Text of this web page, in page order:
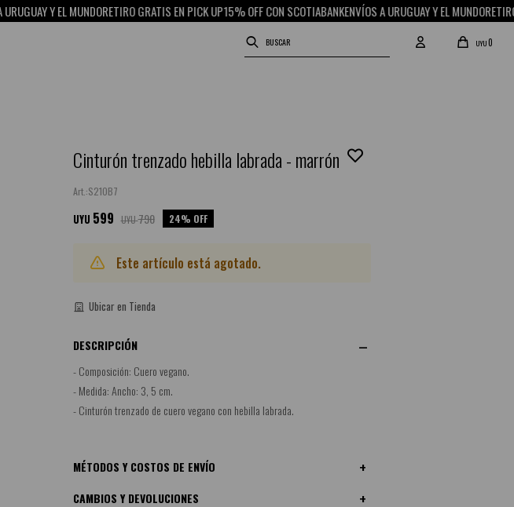
Y EL MUNDORETIRO GRATIS EN PICK UP15% OFF CON SCOTIABANKENVÍOS A URUGUAY Y EL MUNDORETIRO
UYU0
Cinturón trenzado hebilla labrada - marrón
S21OB7
UYU 599 UYU790 24
Este artículo está agotado.
Ubicar en Tienda
DESCRIPCIÓN
- Composición: Cuero vegano.
- Medida: Ancho: 3, 5 cm.
- Cinturón trenzado de cuero vegano con hebilla labrada.
MÉTODOS Y COSTOS DE ENVÍO
CAMBIOS Y DEVOLUCIONES